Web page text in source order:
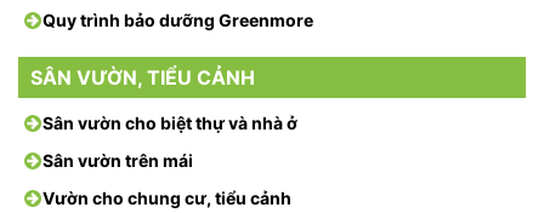
Quy trình bảo dưỡng Greenmore
SÂN VƯỜN, TIỂU CẢNH
Sân vườn cho biệt thự và nhà ở
Sân vườn trên mái
Vườn cho chung cư, tiểu cảnh